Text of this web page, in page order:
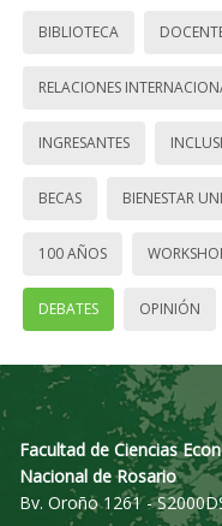
BIBLIOTECA
RELACIONES
INGRESANTES
BECAS BIENESTAR
100 AÑOS
DEBATES OPINIÓN
Facultad de Ciencias
Nacional de Rosario
Bv. Oroño 1261 -